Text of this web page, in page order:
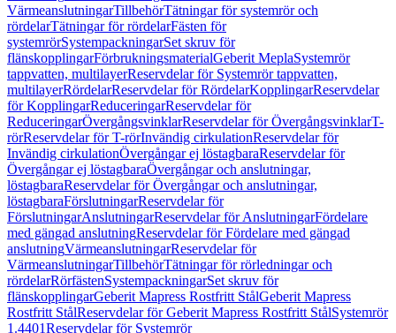
VärmeanslutningarTillbehörTätningar för systemrör och
rördelarTätningar för rördelarFästen för
systemrörSystempackningarSet skruv för
flänskopplingarFörbrukningsmaterialGeberit MeplaSystemrör
tappvatten, multilayerReservdelar för Systemrör tappvatten,
multilayerRördelarReservdelar för RördelarKopplingarReservdelar
för KopplingarReduceringarReservdelar för
ReduceringarÖvergångsvinklarReservdelar för ÖvergångsvinklarT-
rörReservdelar för T-rörInvändig cirkulationReservdelar för
Invändig cirkulationÖvergångar ej löstagbaraReservdelar för
Övergångar ej löstagbaraÖvergångar och anslutningar,
löstagbaraReservdelar för Övergångar och anslutningar,
löstagbaraFörslutningarReservdelar för
FörslutningarAnslutningarReservdelar för AnslutningarFördelare
med gängad anslutningReservdelar för Fördelare med gängad
anslutningVärmeanslutningarReservdelar för
VärmeanslutningarTillbehörTätningar för rörledningar och
rördelarRörfästenSystempackningarSet skruv för
flänskopplingarGeberit Mapress Rostfritt StålGeberit Mapress
Rostfritt StålReservdelar för Geberit Mapress Rostfritt StålSystemrör
1.4401Reservdelar för Systemrör